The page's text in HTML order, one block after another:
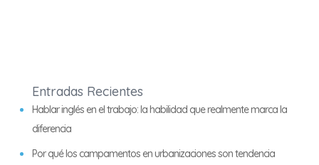
Entradas Recientes
Hablar inglés en el trabajo: la habilidad que realmente marca la
diferencia
Por qué los campamentos en urbanizaciones son tendencia